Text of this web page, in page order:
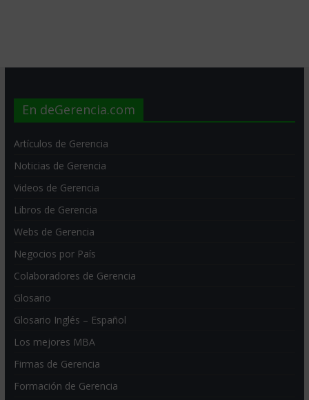
En deGerencia.com
Artículos de Gerencia
Noticias de Gerencia
Videos de Gerencia
Libros de Gerencia
Webs de Gerencia
Negocios por País
Colaboradores de Gerencia
Glosario
Glosario Inglés – Español
Los mejores MBA
Firmas de Gerencia
Formación de Gerencia